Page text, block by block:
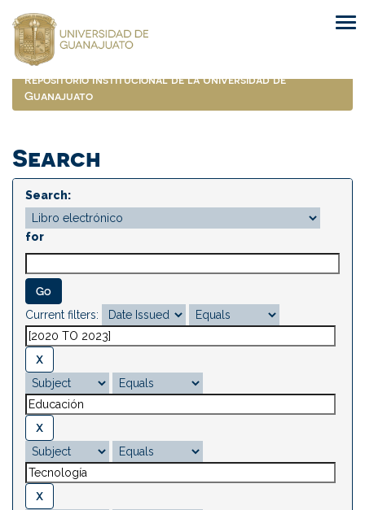
navigation
Repositorio Institucional de la Universidad de
Guanajuato
Search
Search:
for
Current filters: